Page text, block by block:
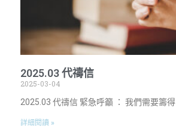
2025.03 代禱信
2025-03-04
2025.03 代禱信 緊急呼籲 ： 我們需要籌得
詳細閱讀 »